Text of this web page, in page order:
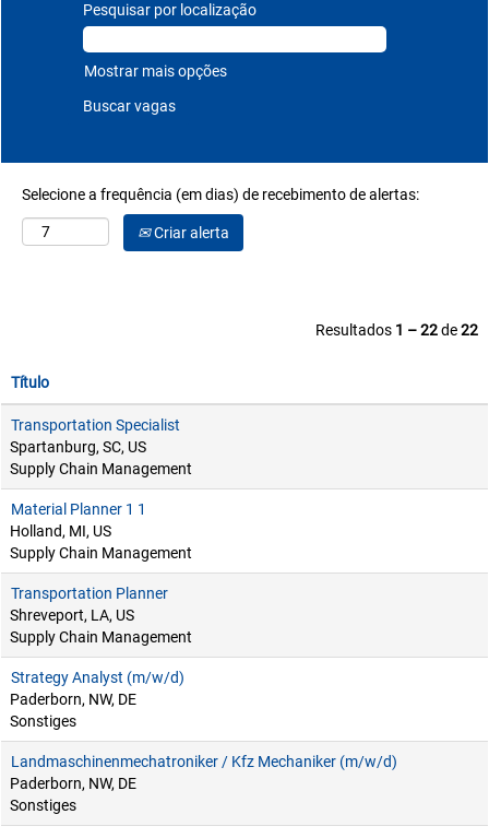
Pesquisar por localização
Mostrar mais opções
Selecione a frequência (em dias) de recebimento de alertas:
Criar alerta
Resultados 1 – 22de22
Título
Transportation Specialist
Spartanburg, SC, US
Supply Chain Management
Material Planner 1 1
Holland, MI, US
Supply Chain Management
Transportation Planner
Shreveport, LA, US
Supply Chain Management
Strategy Analyst (m/w/d)
Paderborn, NW, DE
Sonstiges
Landmaschinenmechatroniker / Kfz Mechaniker (m/w/d)
Paderborn, NW, DE
Sonstiges